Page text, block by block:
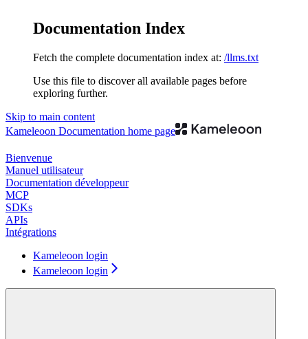
Documentation Index
Fetch the complete documentation index at: /llms.txt
Use this file to discover all available pages before
exploring further.
Skip to main content
Kameleoon Documentation home page
Bienvenue
Manuel utilisateur
Documentation développeur
MCP
SDKs
APIs
Intégrations
Kameleoon login
Kameleoon login